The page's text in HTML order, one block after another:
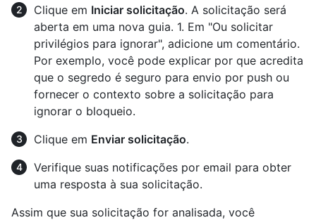
Clique em Iniciar solicitação. A solicitação será
aberta em uma nova guia. 1. Em "Ou solicitar
privilégios para ignorar", adicione um comentário.
Por exemplo, você pode explicar por que acredita
que o segredo é seguro para envio por push ou
fornecer o contexto sobre a solicitação para
ignorar o bloqueio.
Clique em Enviar solicitação.
Verifique suas notificações por email para obter
uma resposta à sua solicitação.
Assim que sua solicitação for analisada, você